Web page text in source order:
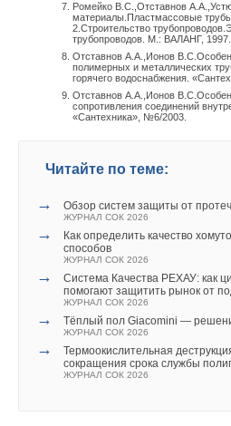
Ромейко В.С.,Отставнов
материалы.Пластмассовые
2.Строительство
трубопроводов. М.: ВАЛАНГ, 1997.
Отставнов А.А.,Ионов
полимерных и металлических
горячего водоснабжения.
Отставнов А.А.,Ионов
сопротивления соединений
«Сантехника», №6/2003.
Читайте по теме:
→ Обзор систем защиты от
ЖУРНАЛ СОК 2026
→
Как определить качество
способов
ЖУРНАЛ СОК 2026
→
Система Качества РЕХАУ: как
помогают защитить рынок от
ЖУРНАЛ СОК 2026
→ Тёплый пол Giacomini —
ЖУРНАЛ СОК 2026
→
Термоокислительная
сокращения срока службы
ЖУРНАЛ СОК 2026